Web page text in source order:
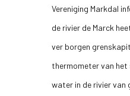
Vereniging Markdal
de rivier de Marck
ver borgen
thermometer van
water in de rivier